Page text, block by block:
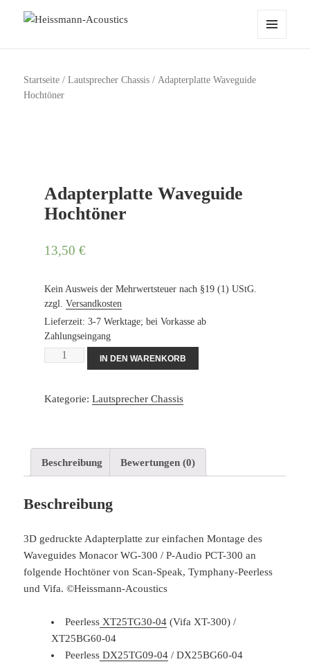
Heissmann-Acoustics
Startseite /Lautsprecher Chassis / Adapterplatte Waveguide
Hochtöner
Adapterplatte Waveguide
Hochtöner
13,50 €
Kein Ausweis der Mehrwertsteuer nach §19 (1) UStG.
zzgl. Versandkosten
Lieferzeit: 3-7 Werktage; bei Vorkasse ab
Zahlungseingang
Adapterplatte
Waveguide
Menge
IN DEN WARENKORB
Kategorie: Lautsprecher Chassis
Beschreibung Bewertungen (0)
Beschreibung
3D gedruckte Adapterplatte zur einfachen Montage des
Waveguides Monacor WG-300 / P-Audio PCT-300 an
folgende Hochtöner von Scan-Speak, Tymphany-Peerless
und Vifa. ©Heissmann-Acoustics
Peerless XT25TG30-04 (Vifa XT-300) /
XT25BG60-04
Peerless DX25TG09-04 / DX25BG60-04